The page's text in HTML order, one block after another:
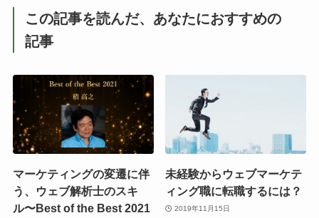
この記事を読んだ、あなたにおすすめの
記事
マーケティングの変遷に伴
う、ウェブ解析士のスキ
ル〜Best of the Best 2021
未経験からウェブマーケテ
ィング職に転職するには？
2019年11月15日